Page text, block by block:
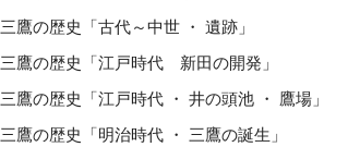
三鷹の歴史「古代～中世 ・ 遺跡」
三鷹の歴史「江戸時代 新田の開発」
三鷹の歴史「江戸時代 ・ 井の頭池 ・ 鷹場」
三鷹の歴史「明治時代 ・ 三鷹の誕生」